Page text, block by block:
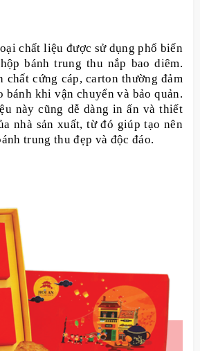
chất liệu được sử dụng phổ biến
bánh trung thu nắp bao diêm.
chất cứng cáp, carton thường đảm
bánh khi vận chuyển và bảo quản.
này cũng dễ dàng in ấn và thiết
nhà sản xuất, từ đó giúp tạo nên
trung thu đẹp và độc đáo.